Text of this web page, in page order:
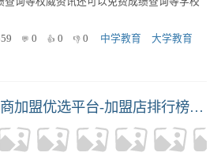
0 0 0 中学教育
大学教育
一路商机网-品牌招商加盟优选平台-加盟店排行榜平台